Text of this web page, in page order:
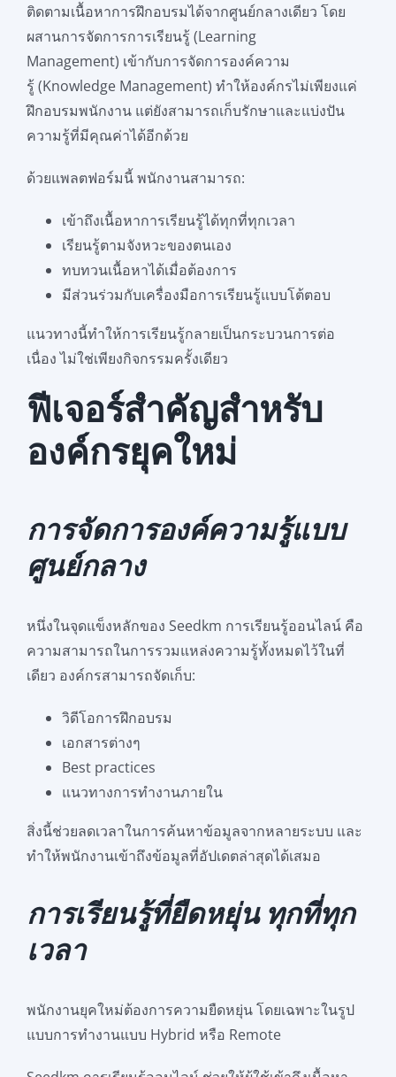
ติดตามเนื้อหาการฝึกอบรมได้จากศูนย์กลางเดียว โดย
ผสานการจัดการการเรียนรู้ (Learning
Management) เข้ากับการจัดการองค์ความ
รู้ (Knowledge Management) ทำให้องค์กรไม่เพียงแค่
ฝึกอบรมพนักงาน แต่ยังสามารถเก็บรักษาและแบ่งปัน
ความรู้ที่มีคุณค่าได้อีกด้วย
ด้วยแพลตฟอร์มนี้ พนักงานสามารถ:
เข้าถึงเนื้อหาการเรียนรู้ได้ทุกที่ทุกเวลา
เรียนรู้ตามจังหวะของตนเอง
ทบทวนเนื้อหาได้เมื่อต้องการ
มีส่วนร่วมกับเครื่องมือการเรียนรู้แบบโต้ตอบ
แนวทางนี้ทำให้การเรียนรู้กลายเป็นกระบวนการต่อ
เนื่อง ไม่ใช่เพียงกิจกรรมครั้งเดียว
ฟีเจอร์สำคัญสำหรับ
องค์กรยุคใหม่
การจัดการองค์ความรู้แบบ
ศูนย์กลาง
หนึ่งในจุดแข็งหลักของ Seedkm การเรียนรู้ออนไลน์ คือ
ความสามารถในการรวมแหล่งความรู้ทั้งหมดไว้ในที่
เดียว องค์กรสามารถจัดเก็บ:
วิดีโอการฝึกอบรม
เอกสารต่างๆ
Best practices
แนวทางการทำงานภายใน
สิ่งนี้ช่วยลดเวลาในการค้นหาข้อมูลจากหลายระบบ และ
ทำให้พนักงานเข้าถึงข้อมูลที่อัปเดตล่าสุดได้เสมอ
การเรียนรู้ที่ยืดหยุ่น ทุกที่ทุก
เวลา
พนักงานยุคใหม่ต้องการความยืดหยุ่น โดยเฉพาะในรูป
แบบการทำงานแบบ Hybrid หรือ Remote